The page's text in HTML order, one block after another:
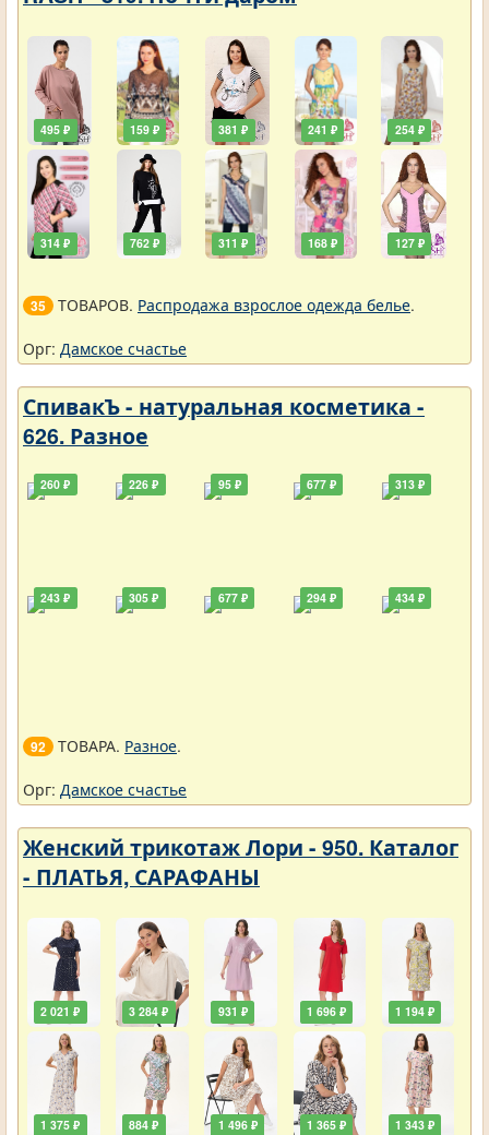
495 ₽
314 ₽
159 ₽
762 ₽
381 ₽
311 ₽
241 ₽
168 ₽
254 ₽
127 ₽
35 ТОВАРОВ. Распродажа взрослое одежда белье.
Орг: Дамское счастье
СпивакЪ - натуральная косметика -
626. Разное
260 ₽
243 ₽
226 ₽
305 ₽
95 ₽
677 ₽
677 ₽
294 ₽
313 ₽
434 ₽
92 ТОВАРА. Разное.
Орг: Дамское счастье
Женский трикотаж Лори - 950. Каталог
- ПЛАТЬЯ, САРАФАНЫ
2 021 ₽
1 375 ₽
3 284 ₽
884 ₽
931 ₽
1 496 ₽
1 696 ₽
1 365 ₽
1 194 ₽
1 343 ₽